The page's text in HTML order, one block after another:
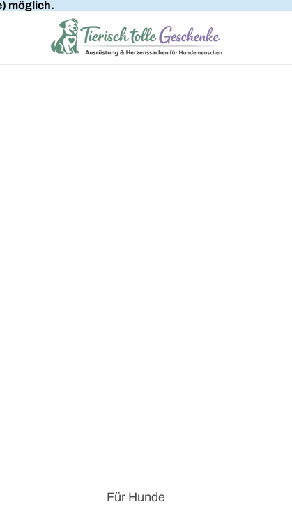
möglich.
Für Hunde